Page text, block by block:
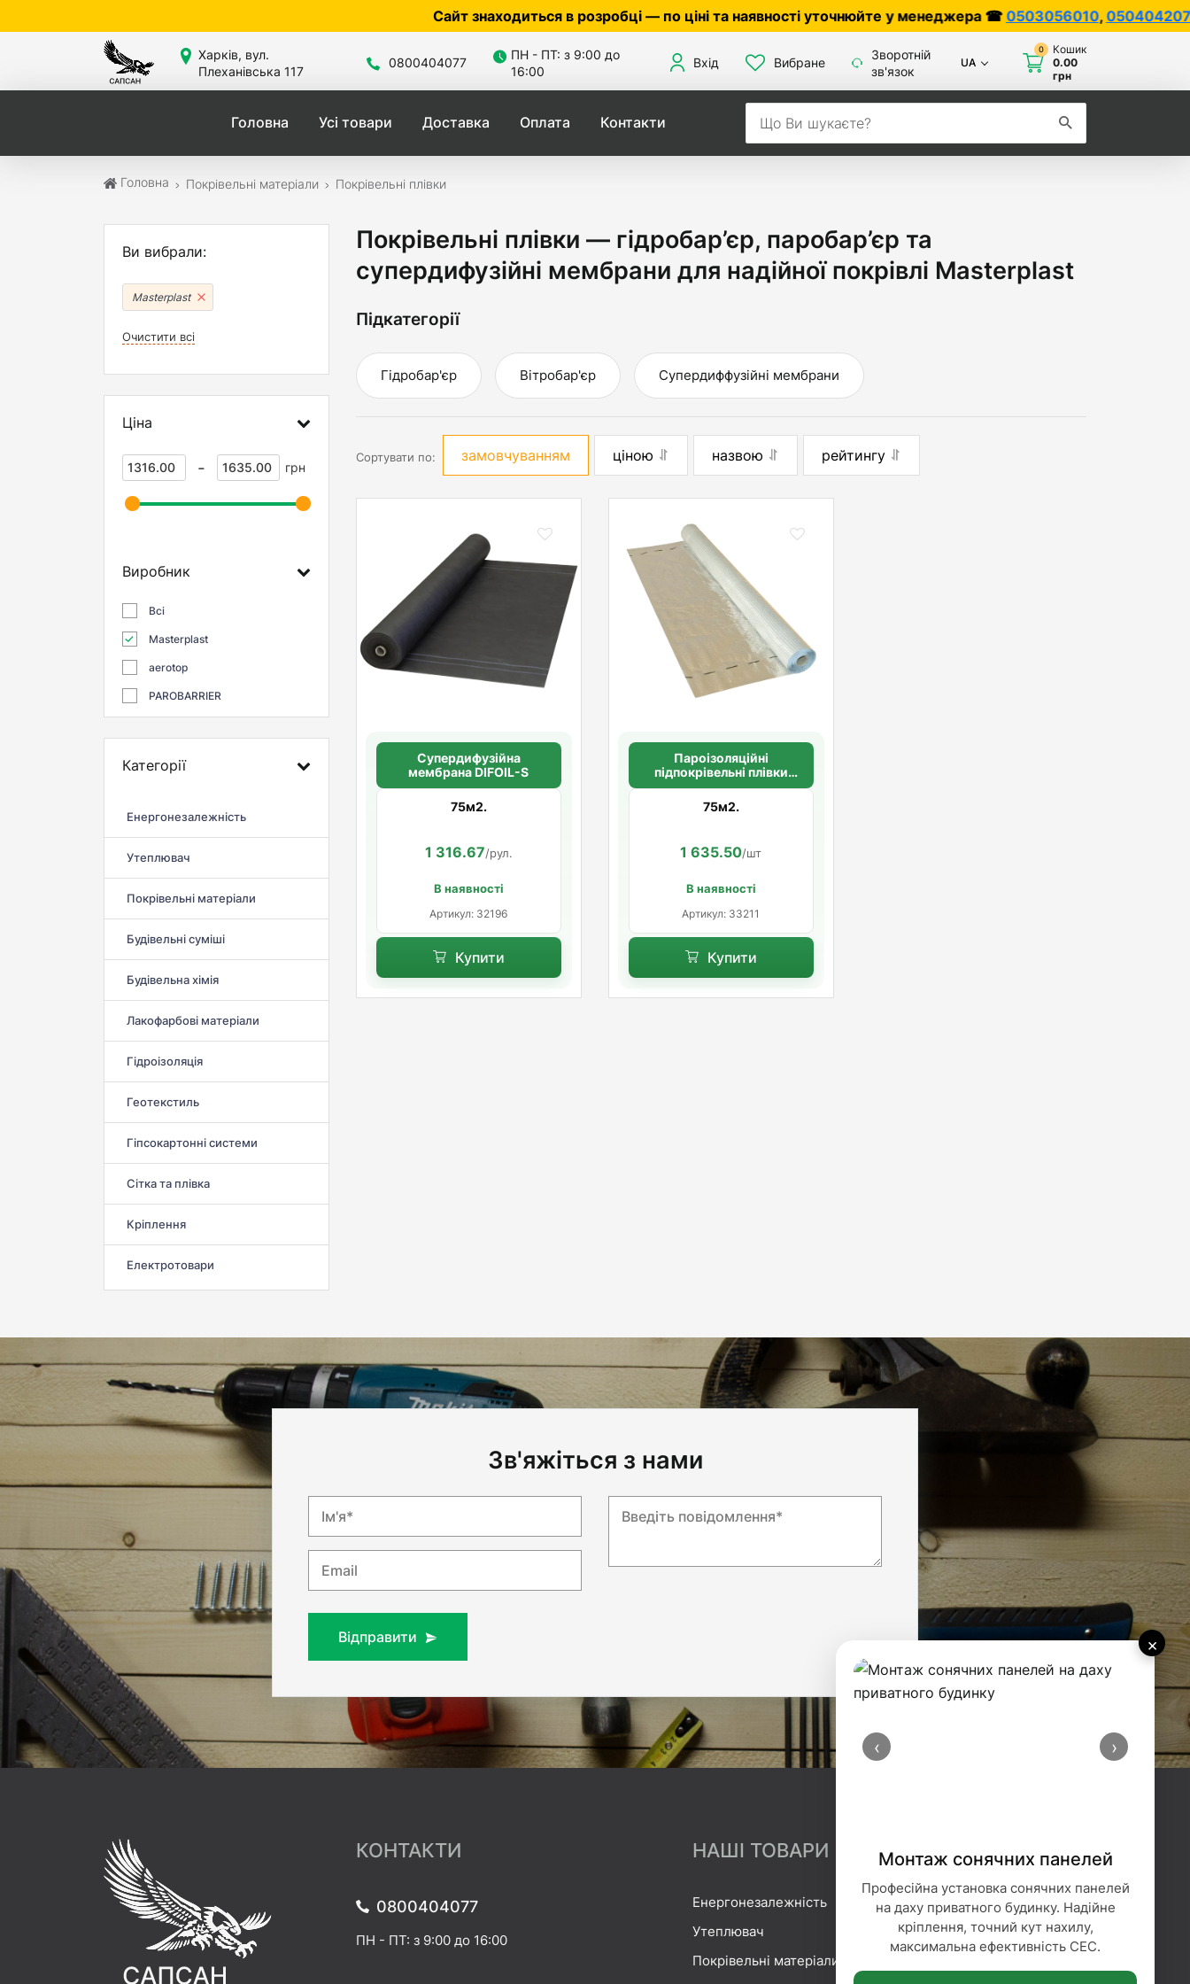
Сайт знаходиться в розробці — по ціні та наявності уточнюйте у менеджера ☎0503056010,0504042070
×
‹ ›
Монтаж сонячних панелей
Професійна установка сонячних панелей
на даху приватного будинку. Надійне
кріплення, точний кут нахилу,
максимальна ефективність СЕС.
Харків, вул.
Плеханівська 117
0800404077
ПН - ПТ: з 9:00 до
16:00
Вхід Вибране
Зворотній
зв'язок
UA
0
Кошик
0.00
грн
Головна Усі товари Доставка Оплата Контакти
Головна Покрівельні матеріали Покрівельні плівки
Ви вибрали:
Masterplast
Очистити всі
Ціна
- грн
Виробник
Всі
Masterplast
aerotop
PAROBARRIER
Категорії
Енергонезалежність
Утеплювач
Покрівельні матеріали
Будівельні суміші
Будівельна хімія
Лакофарбові матеріали
Гідроізоляція
Геотекстиль
Гіпсокартонні системи
Сітка та плівка
Кріплення
Електротовари
Покрівельні плівки — гідробар’єр, паробар’єр та
супердифузійні мембрани для надійної покрівлі Masterplast
Підкатегорії
Гідробар'єр Вітробар'єр Супердиффузійні мембрани
Сортувати по: замовчуванням ціною назвою рейтингу
Супердифузійна
мембрана DIFOIL-S
75м2.
1 316.67/рул.
В наявності
Артикул: 32196
Купити
Пароізоляційні
підпокрівельні плівки
MASTERFOL SOFT ALU-Е
75м2.
1 635.50/шт
В наявності
Артикул: 33211
Купити
Зв'яжіться з нами
Ім'я*
Email
Введіть повідомлення*
Відправити
КОНТАКТИ
0800404077
ПН - ПТ: з 9:00 до 16:00
НАШІ ТОВАРИ
Енергонезалежність
Утеплювач
Покрівельні матеріали
Гідроізоляція
Геотекстиль